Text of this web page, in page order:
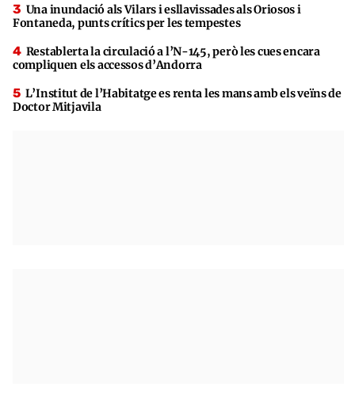
Una inundació als Vilars i esllavissades als Oriosos i
Fontaneda, punts crítics per les tempestes
Restablerta la circulació a l’N-145, però les cues encara
compliquen els accessos d’Andorra
L’Institut de l’Habitatge es renta les mans amb els veïns de
Doctor Mitjavila